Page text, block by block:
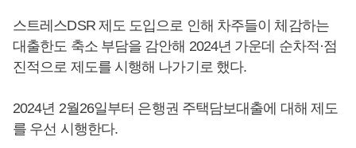
스트레스DSR 제도 도입으로 인해 차주들이 체감하는
대출한도 축소 부담을 감안해 2024년 가운데 순차적·점
진적으로 제도를 시행해 나가기로 했다.
2024년 2월26일부터 은행권 주택담보대출에 대해 제도
를 우선 시행한다.